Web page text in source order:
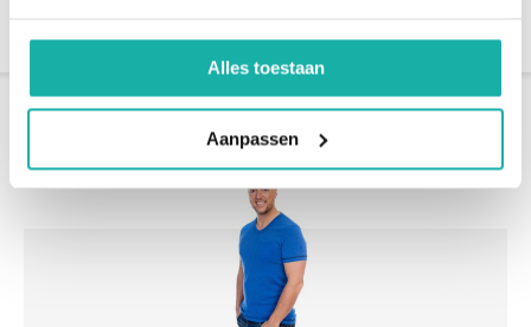
Alles toestaan
Aanpassen